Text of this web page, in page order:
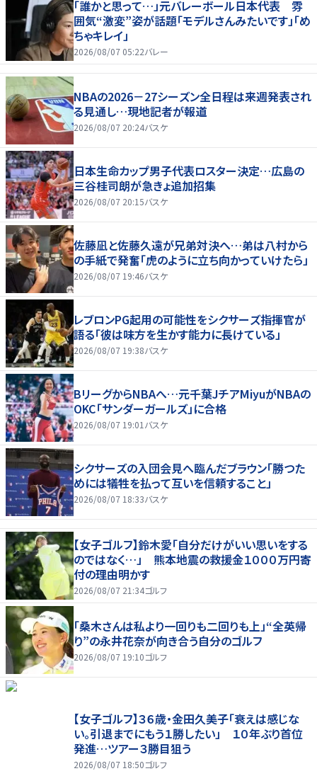
「誰かと思って…」元バレーボール日本代表 雰
囲気“激変”姿が話題「モデルさんみたいです」「め
ちゃキレイ」
2026/08/07 05:22バレー
NBAの2026－27シーズン全日程は来週発表され
る見通し…現地記者が報道
2026/08/07 20:24バスケ
日本生命カップ男子代表ロスター決定…広島の
三谷桂司朗が急きょ追加招集
2026/08/07 20:15バスケ
佐藤凪と佐藤久遠が兄弟対決へ…弟は八村から
の手紙で発奮「虎のように立ち向かっていけたら」
2026/08/07 19:46バスケ
レブロンPG起用の可能性をシクサーズ指揮官が
語る「彼は味方を生かす能力に長けている」
2026/08/07 19:38バスケ
BリーグからNBAへ…元千葉JチアMiyuがNBAの
OKC「サンダーガールズ」に合格
2026/08/07 19:01 バスケ
シクサーズの入団会見へ臨んだブラウン「勝つた
めには犠牲を払って互いを信頼すること」
2026/08/07 18:33バスケ
【女子ゴルフ】鈴木愛「自分だけがいい思いをする
のではなく…」 熊本地震の救援金１０００万円寄
付の理由明かす
2026/08/07 21:34ゴルフ
「桑木さんは私より一回りも二回りも上」“全英帰
り”の永井花奈が向き合う自分のゴルフ
2026/08/07 19:10ゴルフ
【女子ゴルフ】３６歳・金田久美子「衰えは感じな
い。引退までにもう１勝したい」 １０年ぶり首位
発進…ツアー３勝目狙う
2026/08/07 18:50ゴルフ